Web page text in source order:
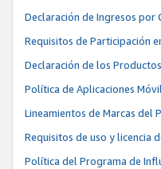
Declaración de Ingresos por
Requisitos de Participación
Declaración de los
Política de Aplicaciones
Lineamientos de Marcas del
Requisitos de uso y licencia
Política del Programa de